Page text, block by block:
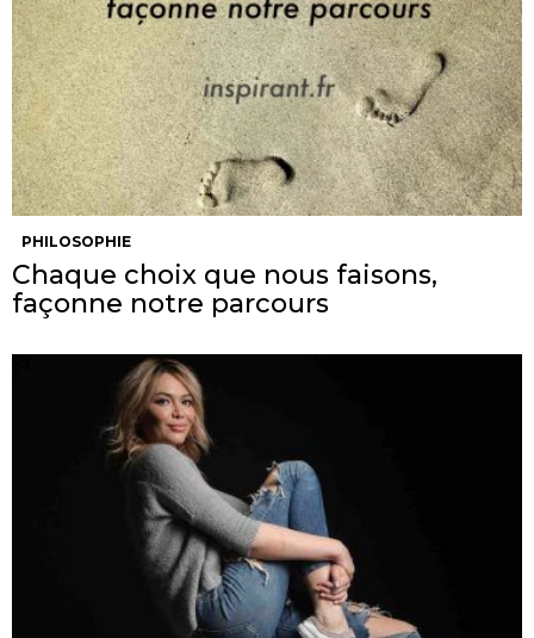
PHILOSOPHIE
Chaque choix que nous faisons,
façonne notre parcours